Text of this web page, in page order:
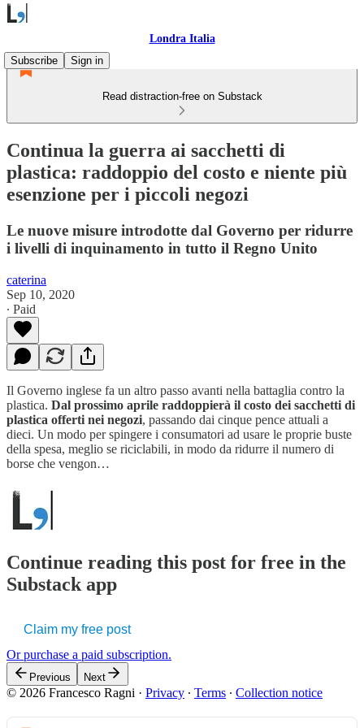
Londra Italia
Subscribe
Sign in
Read distraction-free on Substack
Continua la guerra ai sacchetti di
plastica: raddoppio del costo e niente più
esenzione per i piccoli negozi
Le nuove misure introdotte dal Governo per ridurre
i livelli di inquinamento in tutto il Regno Unito
caterina
Sep 10, 2020
∙ Paid
Il Governo inglese fa un altro passo avanti nella battaglia contro la
plastica. Dal prossimo aprile raddoppierà il costo dei sacchetti di
plastica offerti nei negozi, passando dai cinque pence attuali a
dieci. Un modo per spingere i consumatori ad usare le proprie buste
della spesa, meglio se riciclabili, in modo da ridurre il numero di
borse che vengon…
Continue reading this post for free in the
Substack app
Claim my free post
Or purchase a paid subscription.
Previous Next
© 2026 Francesco Ragni · Privacy ∙ Terms ∙ Collection notice